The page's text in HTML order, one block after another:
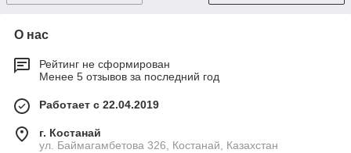
О нас
Рейтинг не сформирован
Менее 5 отзывов за последний год
Работает с 22.04.2019
г. Костанай
ул. Баймагамбетова 326, Костанай, Казахстан